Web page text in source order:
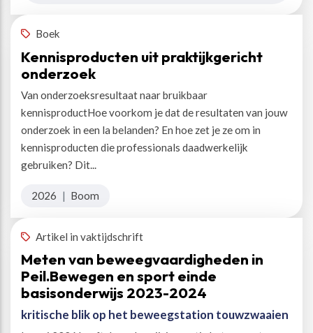
Boek
Kennisproducten uit praktijkgericht
onderzoek
Van onderzoeksresultaat naar bruikbaar
kennisproductHoe voorkom je dat de resultaten van jouw
onderzoek in een la belanden? En hoe zet je ze om in
kennisproducten die professionals daadwerkelijk
gebruiken? Dit...
2026 | Boom
Artikel in vaktijdschrift
Meten van beweegvaardigheden in
Peil.Bewegen en sport einde
basisonderwijs 2023-2024
kritische blik op het beweegstation touwzwaaien